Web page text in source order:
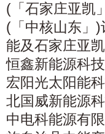
(「石家庄亚凯
(「中核山东」
能及石家庄亚
恒鑫新能源科
宏阳光太阳能
北国威新能源
中电科能源有